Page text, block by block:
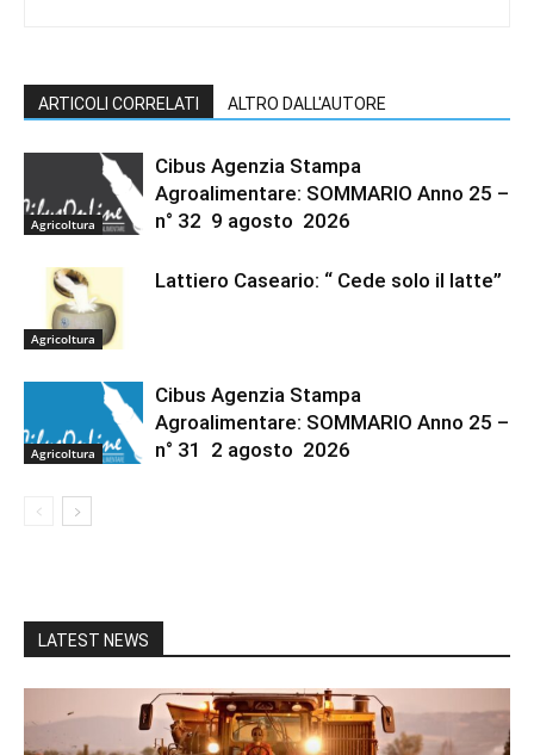
ARTICOLI CORRELATI ALTRO DALL'AUTORE
Agricoltura
Cibus Agenzia Stampa
Agroalimentare: SOMMARIO Anno 25 –
n° 32 9 agosto 2026
Agricoltura
Lattiero Caseario: “ Cede solo il latte”
Agricoltura
Cibus Agenzia Stampa
Agroalimentare: SOMMARIO Anno 25 –
n° 31 2 agosto 2026
LATEST NEWS